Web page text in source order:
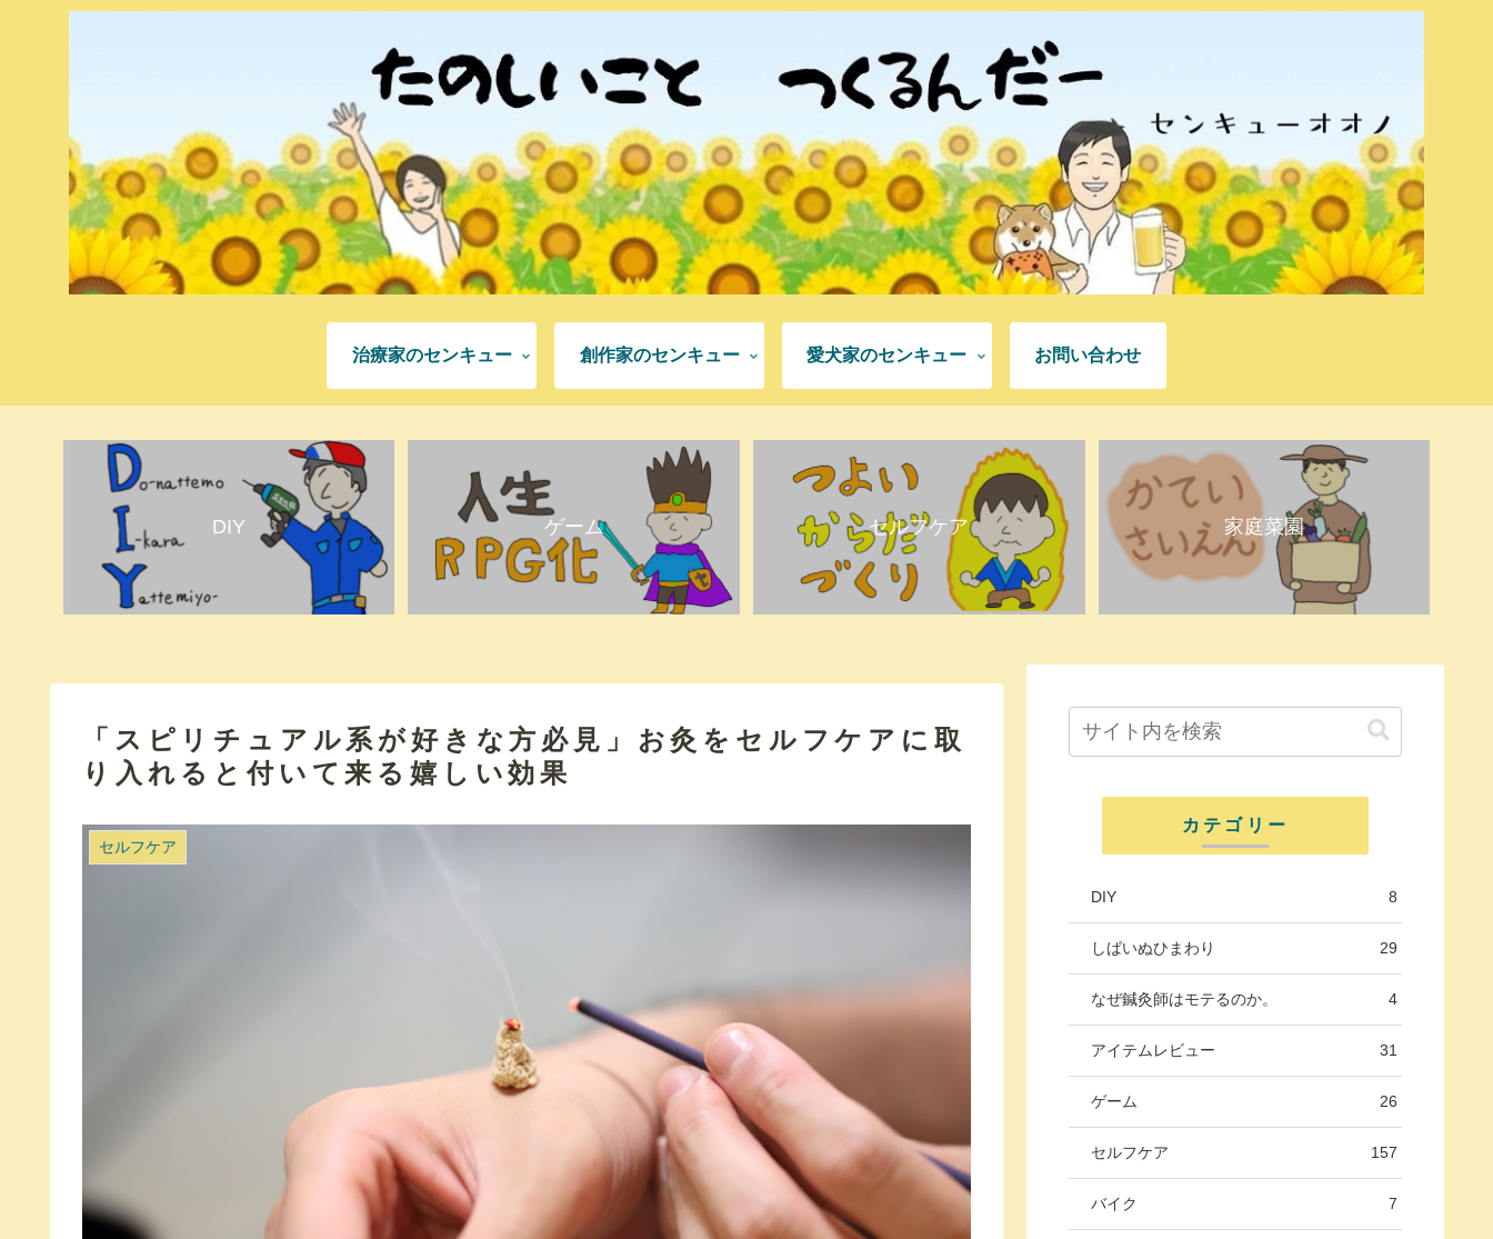
治療家のセンキュー 創作家のセンキュー 愛犬家のセンキュー お問い合わせ
DIY ゲーム セルフケア 家庭菜園
「スピリチュアル系が好きな方必見」お灸をセルフケアに取
り入れると付いて来る嬉しい効果
セルフケア
カテゴリー
DIY 8
しばいぬひまわり 29
なぜ鍼灸師はモテるのか。 4
アイテムレビュー 31
ゲーム 26
セルフケア 157
バイク 7